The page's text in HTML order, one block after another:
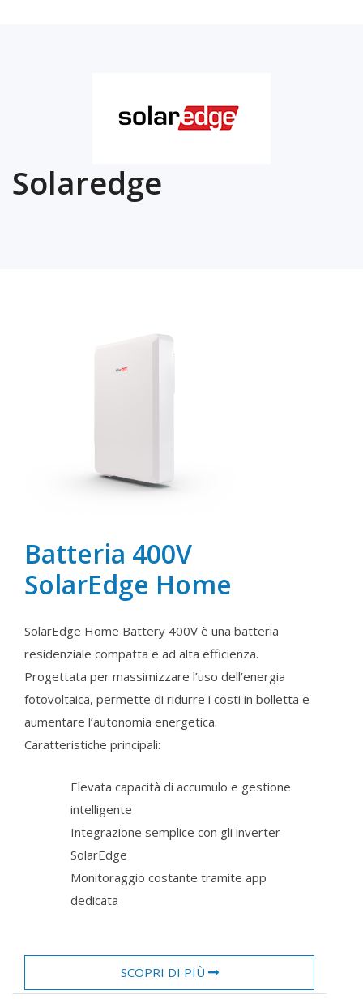
Solaredge
Batteria 400V
SolarEdge Home
SolarEdge Home Battery 400V è una batteria
residenziale compatta e ad alta efficienza.
Progettata per massimizzare l’uso dell’energia
fotovoltaica, permette di ridurre i costi in bolletta e
aumentare l’autonomia energetica.
Caratteristiche principali:
Elevata capacità di accumulo e gestione
intelligente
Integrazione semplice con gli inverter
SolarEdge
Monitoraggio costante tramite app
dedicata
SCOPRI DI PIÙ